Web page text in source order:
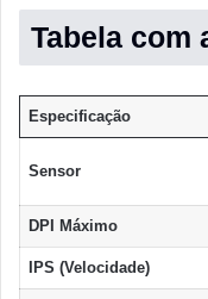
Tabela com
Especificação
Sensor
DPI Máximo
IPS (Velocidade)